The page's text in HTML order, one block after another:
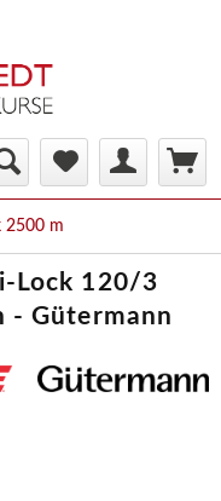
2500 m
Lock 120/3
- Gütermann